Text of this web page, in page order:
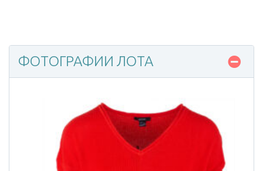
ФОТОГРАФИИ ЛОТА